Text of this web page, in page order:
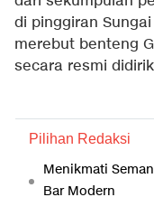
di pinggiran
merebut benteng
secara resmi
Pilihan Redaksi
Menikmati
Bar Modern